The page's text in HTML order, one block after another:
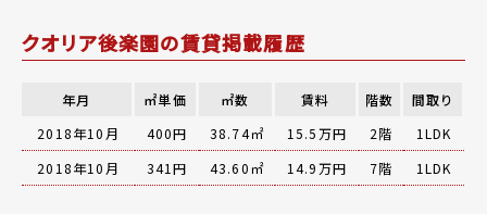
クオリア後楽園の賃貸掲載履歴
年月 ㎡単価 ㎡数 賃料 階数
間取り
2018年10月
400円 38.74㎡ 15.5万円 2階
1LDK
2018年10月
341円 43.60㎡ 14.9万円 7階 1LDK